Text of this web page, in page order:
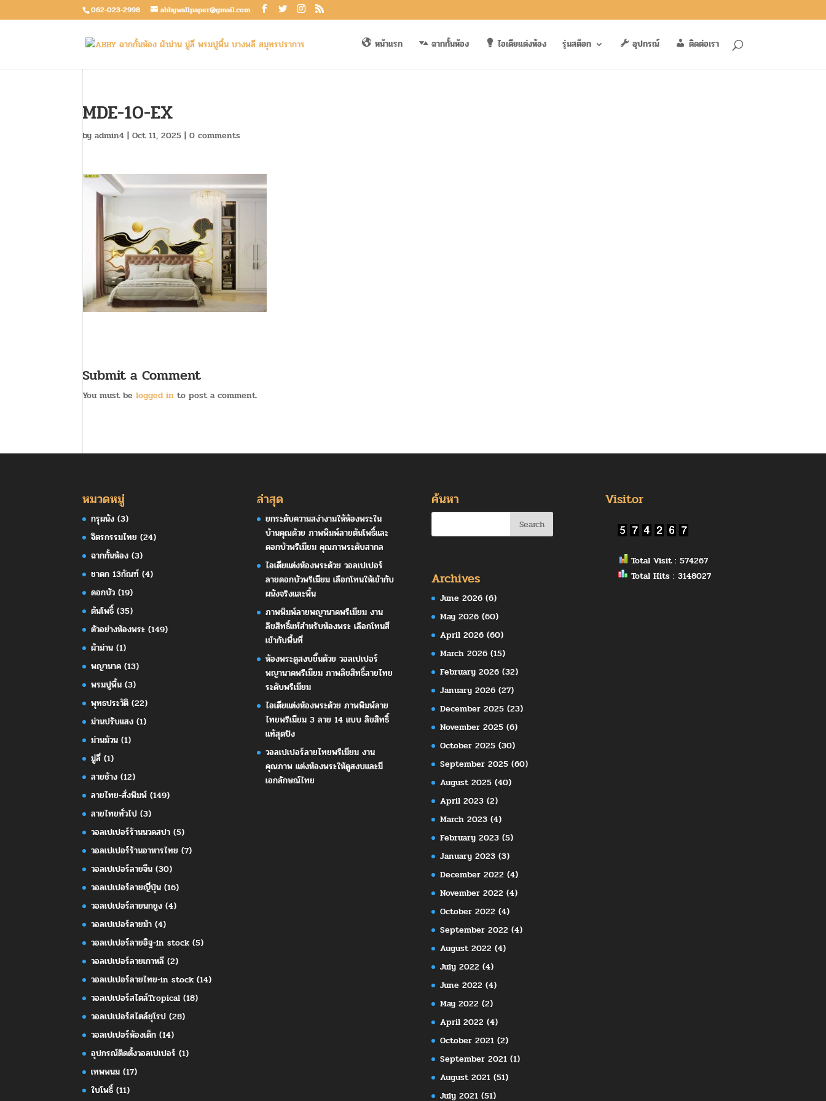
062-023-2998 abbywallpaper@gmail.com
หน้าแรก ฉากกั้นห้อง ไอเดียแต่งห้อง รุ่นสต็อก อุปกรณ์ ติดต่อเรา
MDE-10-EX
byadmin4 |Oct 11, 2025 |0 comments
Submit a Comment
You must belogged in to post a comment.
หมวดหมู่
กรุผนัง (3)
จิตรกรรมไทย (24)
ฉากกั้นห้อง (3)
ชาดก 13กัณฑ์ (4)
ดอกบัว (19)
ต้นโพธิ์ (35)
ตัวอย่างห้องพระ (149)
ผ้าม่าน (1)
พญานาค (13)
พรมปูพื้น (3)
พุทธประวัติ (22)
ม่านปรับแสง (1)
ม่านม้วน (1)
มู่ลี่ (1)
ลายช้าง (12)
ลายไทย-สั่งพิมพ์ (149)
ลายไทยทั่วไป (3)
วอลเปเปอร์ร้านนวดสปา (5)
วอลเปเปอร์ร้านอาหารไทย (7)
วอลเปเปอร์ลายจีน (30)
วอลเปเปอร์ลายญี่ปุ่น (16)
วอลเปเปอร์ลายนกยูง (4)
วอลเปเปอร์ลายม้า (4)
วอลเปเปอร์ลายอิฐ-in stock (5)
วอลเปเปอร์ลายเกาหลี (2)
วอลเปเปอร์ลายไทย-in stock (14)
วอลเปเปอร์สไตล์Tropical (18)
วอลเปเปอร์สไตล์ยุโรป (28)
วอลเปเปอร์ห้องเด็ก (14)
อุปกรณ์ติดตั้งวอลเปเปอร์ (1)
เทพพนม (17)
ใบโพธิ์ (11)
ล่าสุด
ยกระดับความสง่างามให้ห้องพระใน
บ้านคุณด้วย ภาพพิมพ์ลายต้นโพธิ์และ
ดอกบัวพรีเมียม คุณภาพระดับสากล
ไอเดียแต่งห้องพระด้วย วอลเปเปอร์
ลายดอกบัวพรีเมียม เลือกโทนให้เข้ากับ
ผนังจริงและพื้น
ภาพพิมพ์ลายพญานาคพรีเมียม งาน
ลิขสิทธิ์แท้สำหรับห้องพระ เลือกโทนสี
เข้ากับพื้นที่
ห้องพระดูสงบขึ้นด้วย วอลเปเปอร์
พญานาคพรีเมียม ภาพลิขสิทธิ์ลายไทย
ระดับพรีเมียม
ไอเดียแต่งห้องพระด้วย ภาพพิมพ์ลาย
ไทยพรีเมียม 3 ลาย 14 แบบ ลิขสิทธิ์
แท้สุดปัง
วอลเปเปอร์ลายไทยพรีเมียม งาน
คุณภาพ แต่งห้องพระให้ดูสงบและมี
เอกลักษณ์ไทย
ค้นหา
Archives
June 2026(6)
May 2026(60)
April 2026(60)
March 2026(15)
February 2026(32)
January 2026(27)
December 2025(23)
November 2025(6)
October 2025(30)
September 2025(60)
August 2025(40)
April 2023(2)
March 2023(4)
February 2023(5)
January 2023(3)
December 2022 (4)
November 2022 (4)
October 2022 (4)
September 2022 (4)
August 2022 (4)
July 2022 (4)
June 2022 (4)
May 2022 (2)
April 2022 (4)
October 2021(2)
September 2021(1)
August 2021(51)
July 2021(51)
Visitor
Total Visit : 574267
Total Hits : 3148027